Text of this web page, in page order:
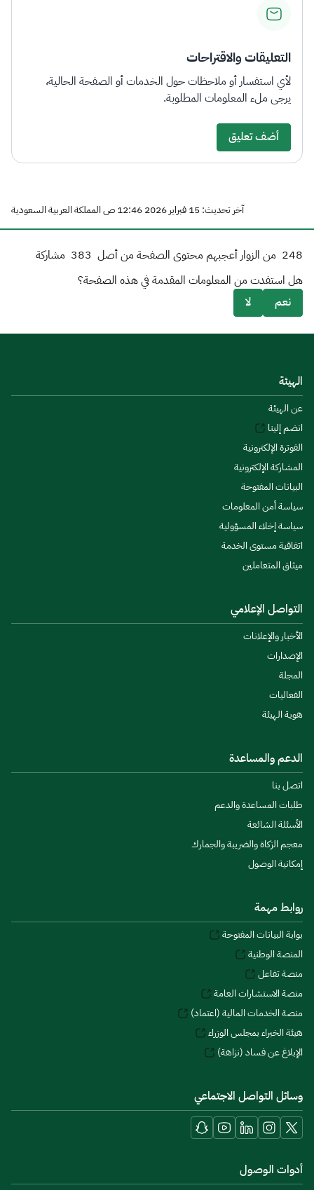
التعليقات والاقتراحات
لأي استفسار أو ملاحظات حول الخدمات أو الصفحة الحالية،
يرجى ملء المعلومات المطلوبة.
أضف تعليق
آخر تحديث: 15 فبراير 2026 12:46 ص المملكة العربية السعودية
248 من الزوار أعجبهم محتوى الصفحة من أصل 383 مشاركة
هل استفدت من المعلومات المقدمة في هذه الصفحة؟
نعم
لا
الهيئة
عن الهيئة
انضم إلينا
الفوترة الإلكترونية
المشاركة الإلكترونية
البيانات المفتوحة
سياسة أمن المعلومات
سياسة إخلاء المسؤولية
اتفاقية مستوى الخدمة
ميثاق المتعاملين
التواصل الإعلامي
الأخبار والإعلانات
الإصدارات
المجلة
الفعاليات
هوية الهيئة
الدعم والمساعدة
اتصل بنا
طلبات المساعدة والدعم
الأسئلة الشائعة
معجم الزكاة والضريبة والجمارك
إمكانية الوصول
روابط مهمة
بوابة البيانات المفتوحة
المنصة الوطنية
منصة تفاعل
منصة الاستشارات العامة
منصة الخدمات المالية (اعتماد)
هيئة الخبراء بمجلس الوزراء
الإبلاغ عن فساد (نزاهة)
وسائل التواصل الاجتماعي
أدوات الوصول